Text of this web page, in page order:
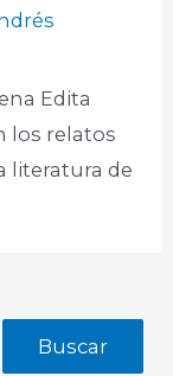
Edita
los relatos
literatura de
Buscar